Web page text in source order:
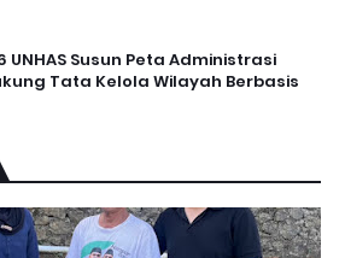
UNHAS Susun Peta Administrasi
Tata Kelola Wilayah Berbasis